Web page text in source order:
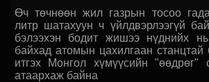
Өч төчнөөн жил газрын тосоо
литр шатахуун ч үйлдвэрлээгүй
бэлээхэн бодит жишээ нүднийх
байхад атомын цахилгаан станцтай
итгэх Монгол хүмүүсийн "өөдрөг"
атаархаж байна